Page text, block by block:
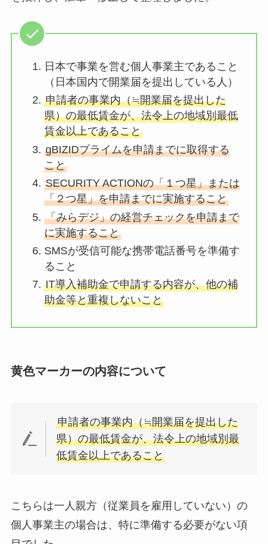
日本で事業を営む個人事業主であること
（日本国内で開業届を提出している人）
申請者の事業内（≒開業届を提出した
県）の最低賃金が、法令上の地域別最低
賃金以上であること
gBIZIDプライムを申請までに取得する
こと
SECURITY ACTIONの「１つ星」または
「２つ星」を申請までに実施すること
「みらデジ」の経営チェックを申請まで
に実施すること
SMSが受信可能な携帯電話番号を準備す
ること
IT導入補助金で申請する内容が、他の補
助金等と重複しないこと
黄色マーカーの内容について
申請者の事業内（≒開業届を提出した
県）の最低賃金が、法令上の地域別最
低賃金以上であること
こちらは一人親方（従業員を雇用していない）の
個人事業主の場合は、特に準備する必要がない項